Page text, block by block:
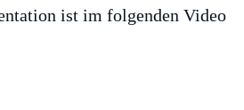
ist im folgenden Video